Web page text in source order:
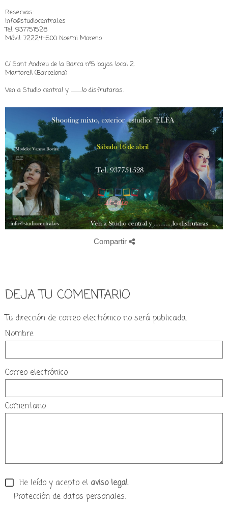
Reservas:
info@studiocentral.es
Tel. 937751528
Móvil: 722244500 Noemi Moreno
C/ Sant Andreu de la Barca nº5 bajos local 2.
Martorell (Barcelona)
Ven a Studio central y ...........lo disfrutaras.
Compartir
DEJA TU COMENTARIO
Tu dirección de correo electrónico no será publicada.
Nombre
Correo electrónico
Comentario
He leído y acepto el aviso legal.
Protección de datos personales.